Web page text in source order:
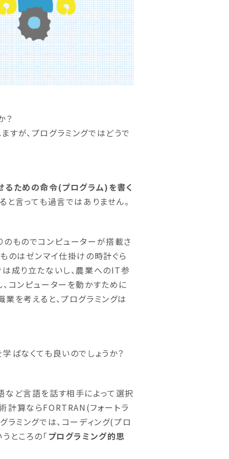
？
が、プログラミングではどうで
るための命令(プログラム)を書く
と言っても過言ではありません。
のものでコンピューターが搭載さ
のはゼンマイ仕掛けの時計ぐら
は成り立たないし、農業へのIT参
コンピューターを動かすために
を考えると、プログラミングは
ばなくても良いのでしょうか？
など言語を話す相手によって選択
計算ならFORTRAN(フォートラ
ミングでは、コーディング(プロ
ところの「プログラミング的思